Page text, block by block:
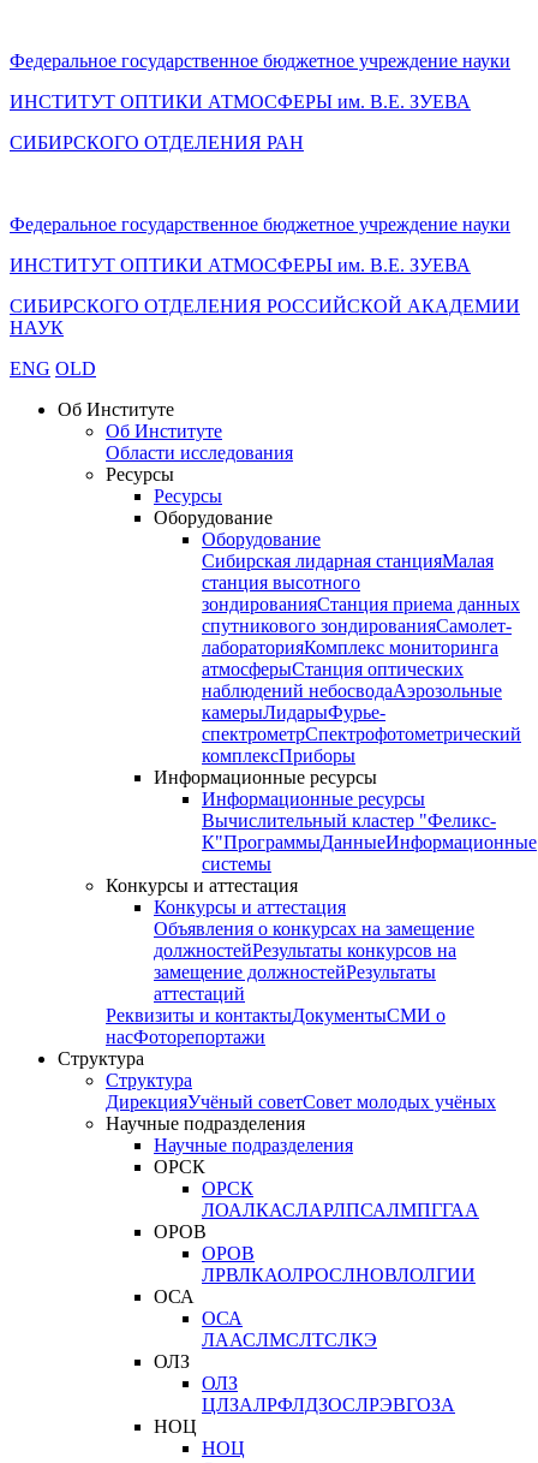
Федеральное государственное бюджетное учреждение науки
ИНСТИТУТ ОПТИКИ АТМОСФЕРЫ им. В.Е. ЗУЕВА
СИБИРСКОГО ОТДЕЛЕНИЯ РАН
Федеральное государственное бюджетное учреждение науки
ИНСТИТУТ ОПТИКИ АТМОСФЕРЫ им. В.Е. ЗУЕВА
СИБИРСКОГО ОТДЕЛЕНИЯ РОССИЙСКОЙ АКАДЕМИИ
НАУК
ENG OLD
Об Институте
Об Институте
Области исследования
Ресурсы
Ресурсы
Оборудование
Оборудование
Сибирская лидарная станцияМалая
станция высотного
зондированияСтанция приема данных
спутникового зондированияСамолет-
лабораторияКомплекс мониторинга
атмосферыСтанция оптических
наблюдений небосводаАэрозольные
камерыЛидарыФурье-
спектрометрСпектрофотометрический
комплексПриборы
Информационные ресурсы
Информационные ресурсы
Вычислительный кластер "Феликс-
К"ПрограммыДанныеИнформационные
системы
Конкурсы и аттестация
Конкурсы и аттестация
Объявления о конкурсах на замещение
должностейРезультаты конкурсов на
замещение должностейРезультаты
аттестаций
Реквизиты и контактыДокументыСМИ о
насФоторепортажи
Структура
Структура
ДирекцияУчёный советСовет молодых учёных
Научные подразделения
Научные подразделения
ОРСК
ОРСК
ЛОАЛКАСЛАРЛПСАЛМПГГАА
ОРОВ
ОРОВ
ЛРВЛКАОЛРОСЛНОВЛОЛГИИ
ОСА
ОСА
ЛААСЛМСЛТСЛКЭ
ОЛЗ
ОЛЗ
ЦЛЗАЛРФЛДЗОСЛРЭВГОЗА
НОЦ
НОЦ